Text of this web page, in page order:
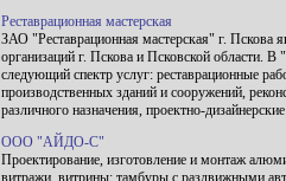
Реставрационная мастерская
ЗАО "Реставрационная мастерская" г. Пскова
организаций г. Пскова и Псковской области.
следующий спектр услуг: реставрационные
производственных зданий и сооружений,
различного назначения, проектно-
ООО "АЙДО-С"
Проектирование, изготовление и монтаж